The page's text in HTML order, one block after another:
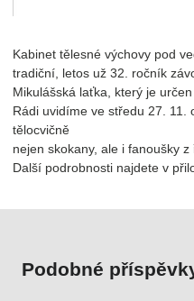
Kabinet tělesné výchovy pod
tradiční, letos už 32. ročník
Mikulášská laťka, který je
Rádi uvidíme ve středu 27. 11.
tělocvičně
nejen skokany, ale i fanoušky
Další podrobnosti najdete v
Podobné